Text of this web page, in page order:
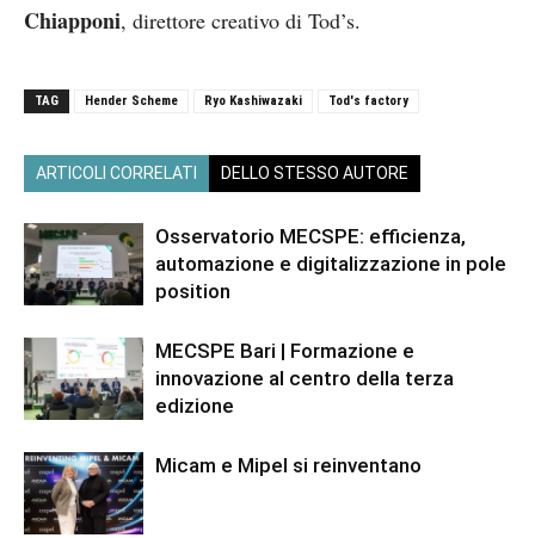
Chiapponi, direttore creativo di Tod’s.
TAG Hender Scheme Ryo Kashiwazaki Tod's factory
ARTICOLI CORRELATI DELLO STESSO AUTORE
Osservatorio MECSPE: efficienza,
automazione e digitalizzazione in pole
position
MECSPE Bari | Formazione e
innovazione al centro della terza
edizione
Micam e Mipel si reinventano